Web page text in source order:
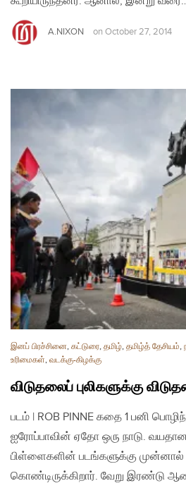
A.NIXON on October 27, 2014
இனப் பிரச்சினை, கட்டுரை, தமிழ், தமிழ்த் தேசியம்,
உரிமைகள், வடக்கு-கிழக்கு
விடுதலைப் புலிகளுக்கு
படம் | ROB PINNE கதை 1 பனி
ஐரோப்பாவின் ஏதோ ஒரு நாடு.
பிள்ளைகளின் படங்களுக்கு முன்னால்
கொண்டிருக்கிறார். வேறு இரண்டு